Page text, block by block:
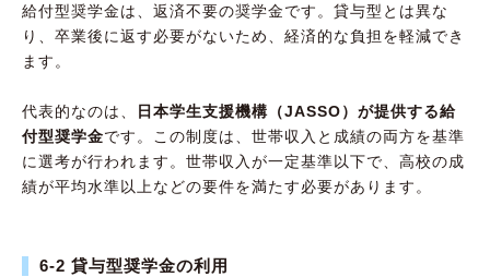
給付型奨学金は、返済不要の奨学金です。貸与型とは異な
り、卒業後に返す必要がないため、経済的な負担を軽減でき
ます。
代表的なのは、
日本学生支援機構（JASSO）が提供する給
付型奨学金です。この制度は、世帯収入と成績の両方を基準
に選考が行われます。世帯収入が一定基準以下で、高校の成
績が平均水準以上などの要件を満たす必要があります。
6-2 貸与型奨学金の利用